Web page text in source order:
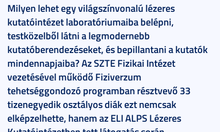
Milyen lehet egy világszínvonalú lézeres
kutatóintézet laboratóriumaiba belépni,
testközelből látni a legmodernebb
kutatóberendezéseket, és bepillantani a kutatók
mindennapjaiba? Az SZTE Fizikai Intézet
vezetésével működő Fiziverzum
tehetséggondozó programban résztvevő 33
tizenegyedik osztályos diák ezt nemcsak
elképzelhette, hanem az ELI ALPS Lézeres